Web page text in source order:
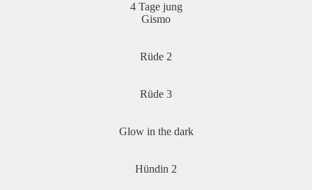
4 Tage jung
Gismo
Rüde 2
Rüde 3
Glow in the dark
Hündin 2